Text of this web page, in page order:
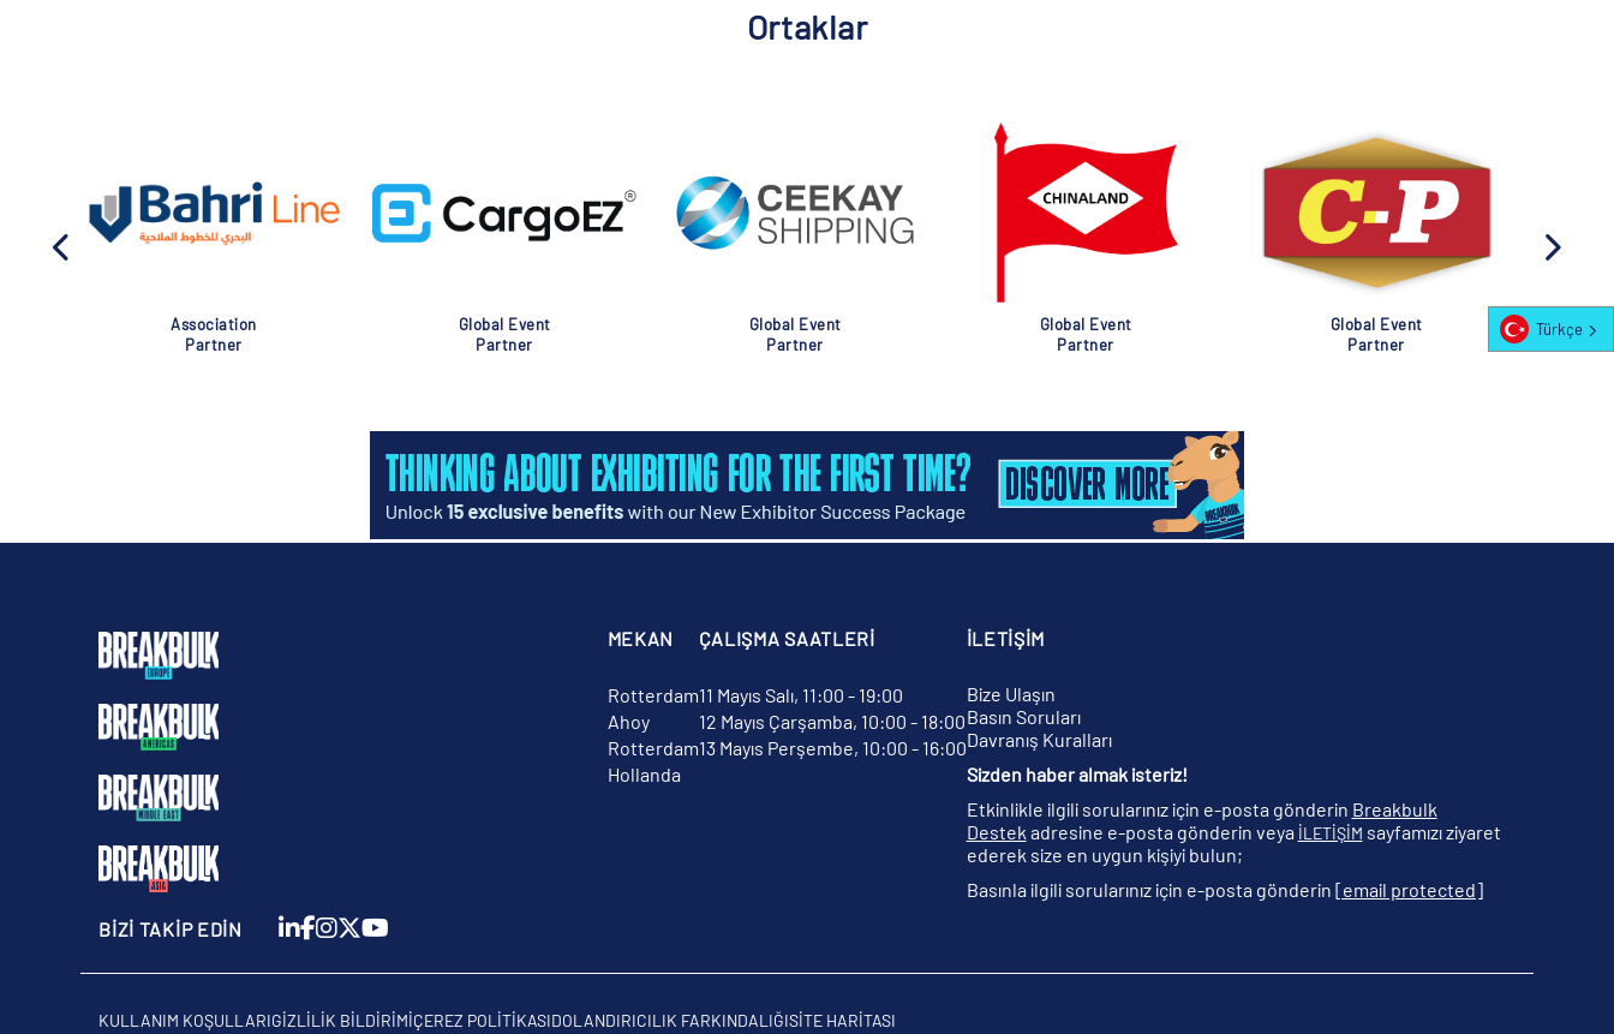
Ortaklar
Association
Partner
Global Event
Partner
Global Event
Partner
Global Event
Partner
Global Event
Partner
MEKAN
Rotterdam
Ahoy
Rotterdam
Hollanda
ÇALIŞMA SAATLERİ
11 Mayıs Salı, 11:00 - 19:00
12 Mayıs Çarşamba, 10:00 - 18:00
13 Mayıs Perşembe, 10:00 - 16:00
İLETİŞİM
Bize Ulaşın
Basın Soruları
Davranış Kuralları
Sizden haber almak isteriz!
Etkinlikle ilgili sorularınız için e-posta gönderin Breakbulk
Destek adresine e-posta gönderin veya İLETİŞİM sayfamızı ziyaret
ederek size en uygun kişiyi bulun;
Basınla ilgili sorularınız için e-posta gönderin [email protected]
BİZİ TAKİP EDİN
KULLANIM KOŞULLARIGIZLILIK BILDIRIMIÇEREZ POLITIKASIDOLANDIRICILIK FARKINDALIĞISITE HARITASI
Türkçe